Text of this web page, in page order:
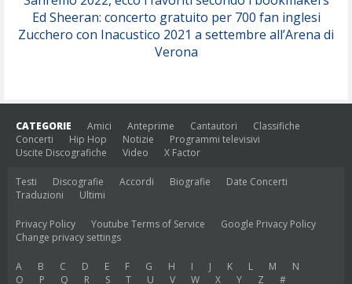
Ed Sheeran: concerto gratuito per 700 fan inglesi
Zucchero con Inacustico 2021 a settembre all’Arena di
Verona
CATEGORIE Amici Anteprime Cantautori
Classifiche
Concerti
Hip Hop Notizie
Programmi televisivi
Uscite Discografiche
Video X Factor
Testi Discografie Accordi Biografie
Date Concerti
Traduzioni
Ultimi
Privacy Policy Youtube Terms of Service
Google Privacy Policy
Change privacy settings
A B C D E F G H I J K L M
N
O
P Q R S T U V W X Y Z #